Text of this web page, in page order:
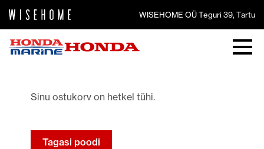
WISEHOME OÜ Teguri 39, Tartu
Sinu ostukorv on hetkel tühi.
Tagasi poodi